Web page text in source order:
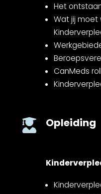
Het
Wat jij moet
CanMeds
 Opleiding